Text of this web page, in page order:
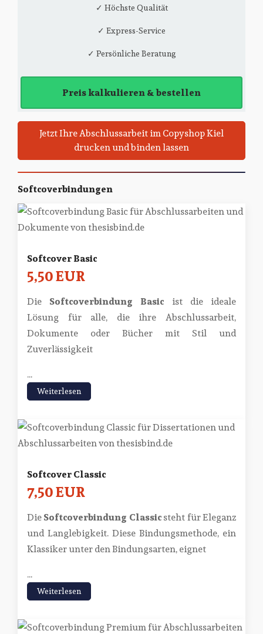
✓ Höchste Qualität
✓ Express-Service
✓ Persönliche Beratung
Preis kalkulieren & bestellen
Jetzt Ihre Abschlussarbeit im Copyshop Kiel
drucken und binden lassen
Softcoverbindungen
Softcover Basic
5,50 EUR
Die Softcoverbindung Basic ist die ideale
Lösung für alle, die ihre Abschlussarbeit,
Dokumente oder Bücher mit Stil und
Zuverlässigkeit
...
Weiterlesen
Softcover Classic
7,50 EUR
DieSoftcoverbindung Classicsteht für Eleganz
und Langlebigkeit. Diese Bindungsmethode, ein
Klassiker unter den Bindungsarten, eignet
...
Weiterlesen